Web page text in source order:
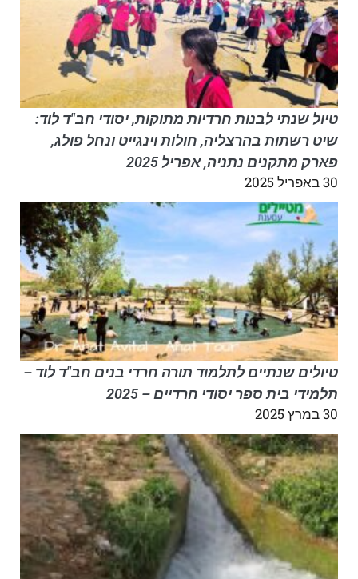
טיול שנתי לבנות חרדיות מתוקות, יסודי חב"ד לוד:
שיט רשתות בהרצליה, חולות וינגייט ונחל פולג,
פארק מתקנים נתניה, אפריל 2025
30 באפריל 2025
טיולים שנתיים לתלמוד תורה חרדי בנים חב"ד לוד –
תלמידי בית ספר יסודי חרדיים – 2025
30 במרץ 2025